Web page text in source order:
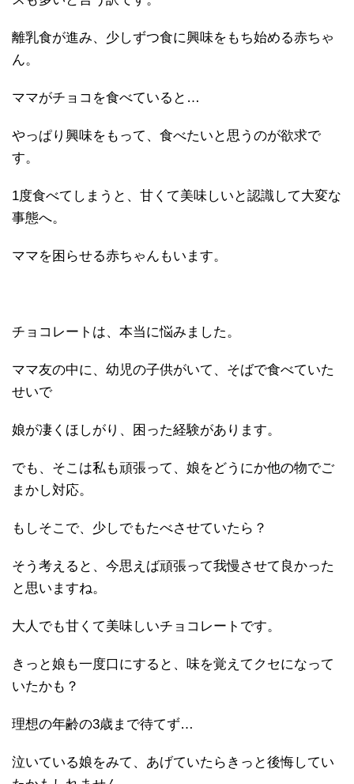
離乳食が進み、少しずつ食に興味をもち始める赤ちゃ
ん。
ママがチョコを食べていると…
やっぱり興味をもって、食べたいと思うのが欲求で
す。
1度食べてしまうと、甘くて美味しいと認識して大変な
事態へ。
ママを困らせる赤ちゃんもいます。
チョコレートは、本当に悩みました。
ママ友の中に、幼児の子供がいて、そばで食べていた
せいで
娘が凄くほしがり、困った経験があります。
でも、そこは私も頑張って、娘をどうにか他の物でご
まかし対応。
もしそこで、少しでもたべさせていたら？
そう考えると、今思えば頑張って我慢させて良かった
と思いますね。
大人でも甘くて美味しいチョコレートです。
きっと娘も一度口にすると、味を覚えてクセになって
いたかも？
理想の年齢の3歳まで待てず…
泣いている娘をみて、あげていたらきっと後悔してい